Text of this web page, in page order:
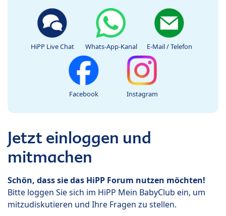
HiPP Live Chat Whats-App-Kanal E-Mail / Telefon
Facebook Instagram
Jetzt einloggen und
mitmachen
Schön, dass sie das HiPP Forum nutzen möchten!
Bitte loggen Sie sich im HiPP Mein BabyClub ein, um
mitzudiskutieren und Ihre Fragen zu stellen.